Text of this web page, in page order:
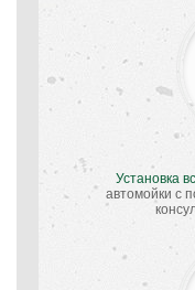
Установка
автомойки с